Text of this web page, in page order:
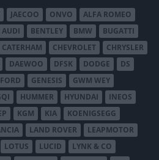
JAECOO ONVO
ALFA ROMEO
AUDI BENTLEY BMW
BUGATTI
CATERHAM CHEVROLET
CHRYSLER
DAEWOO DFSK DODGE
DS
FORD GENESIS
GWM WEY
HUMMER HYUNDAI
INEOS
KGM KIA
KOENIGSEGG
LAND ROVER
LEAPMOTOR
LOTUS LUCID
LYNK & CO